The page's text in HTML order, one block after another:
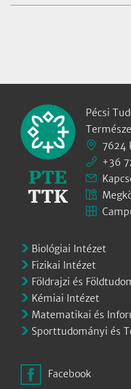
Pécsi
7624
+36
Biológiai Intézet
Fizikai Intézet
Földrajzi és
Kémiai Intézet
Matematikai és
Sporttudományi és
Facebook